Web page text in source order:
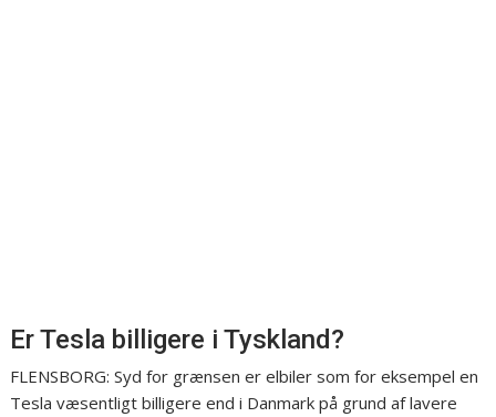
Er Tesla billigere i Tyskland?
FLENSBORG: Syd for grænsen er elbiler som for eksempel en
Tesla væsentligt billigere end i Danmark på grund af lavere